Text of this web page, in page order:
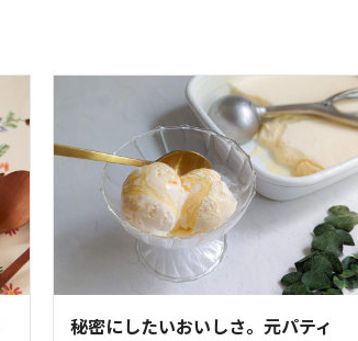
秘密にしたいおいしさ。元パティ